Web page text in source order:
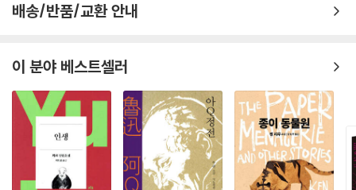
우밍이는 《해풍주점》 출간 후, 독립서점에 대한 응원과 지지의 마음을 담
픈되자마자 표가 순식간에 매진되었고, 대기 수요로 인해 시스템이 마비될
서점의 3배를 웃돌았고, 서점 관계자들은 “이번만큼 대중적인 규모로 커
다란 반향을 일으키며 성공한 사례는 역사상 처음”이라고 말하며 흥분을
감추지 못했다.
이 소설을 쓰기 시작할 무렵 작가는 일상의 시간을 살고 남은 자투리 시간
배송/반품/교환 안내
이 분야 베스트셀러